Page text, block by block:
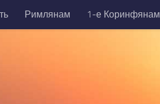
Римлянам 1-е Коринфянам